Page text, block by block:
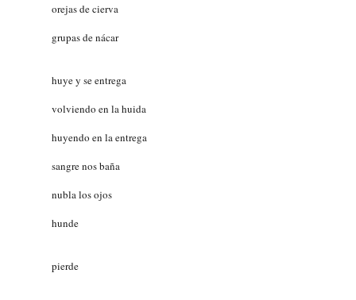
orejas de cierva
grupas de nácar
huye y se entrega
volviendo en la huida
huyendo en la entrega
sangre nos baña
nubla los ojos
hunde
pierde